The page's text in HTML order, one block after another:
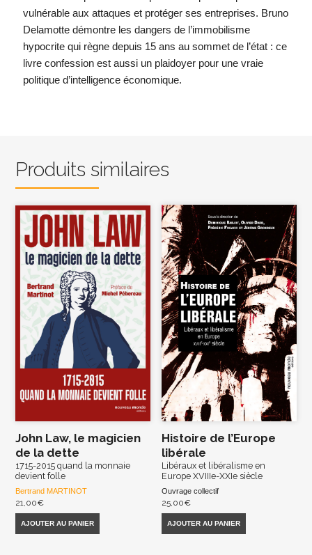
vulnérable aux attaques et protéger ses entreprises. Bruno
Delamotte démontre les dangers de l’immobilisme
hypocrite qui règne depuis 15 ans au sommet de l’état : ce
livre confession est aussi un plaidoyer pour une vraie
politique d’intelligence économique.
Produits similaires
John Law, le magicien
de la dette
1715-2015 quand la monnaie
devient folle
Bertrand MARTINOT
21,00€
AJOUTER AU PANIER
Histoire de l’Europe
libérale
Libéraux et libéralisme en
Europe XVIIIe-XXIe siècle
Ouvrage collectif
25,00€
AJOUTER AU PANIER